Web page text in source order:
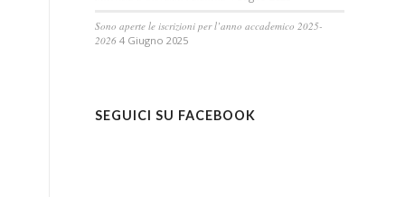
Sono aperte le iscrizioni per l’anno accademico 2025-
2026 4 Giugno 2025
SEGUICI SU FACEBOOK